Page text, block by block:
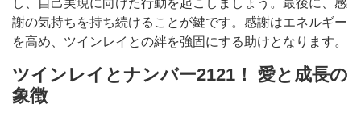
し、自己実現に向けた行動を起こしましょう。最後に、感
謝の気持ちを持ち続けることが鍵です。感謝はエネルギー
を高め、ツインレイとの絆を強固にする助けとなります。
ツインレイとナンバー2121！ 愛と成長の
象徴